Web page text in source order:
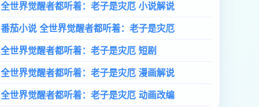
全世界觉醒者都听着：老子是灾厄 小说解说
番茄小说 全世界觉醒者都听着：老子是灾厄
全世界觉醒者都听着：老子是灾厄 短剧
全世界觉醒者都听着：老子是灾厄 漫画解说
全世界觉醒者都听着：老子是灾厄 动画改编